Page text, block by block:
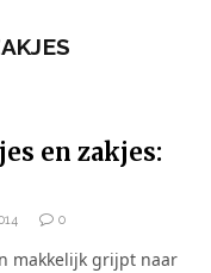
en zakjes:
0
makkelijk grijpt naar